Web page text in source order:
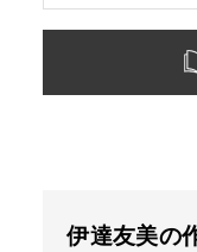
伊達友美の